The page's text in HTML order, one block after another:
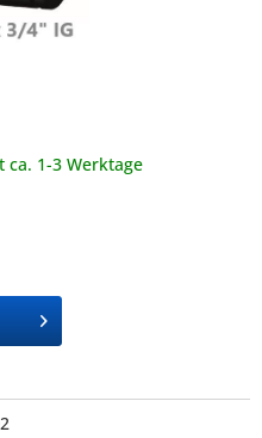
1-3 Werktage